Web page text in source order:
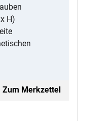
H)
Zum Merkzettel